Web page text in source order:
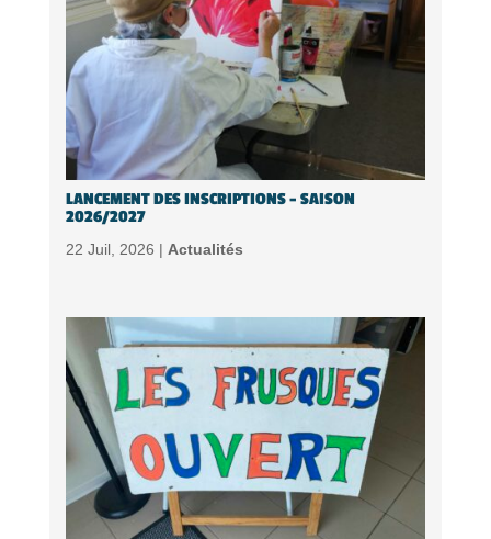
LANCEMENT DES INSCRIPTIONS – SAISON
2026/2027
22 Juil, 2026 | Actualités